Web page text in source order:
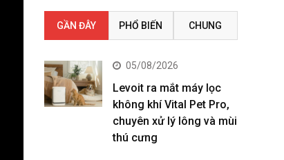
GẦN ĐÂY PHỔ BIẾN CHUNG
05/08/2026
Levoit ra mắt máy lọc
không khí Vital Pet Pro,
chuyên xử lý lông và mùi
thú cưng